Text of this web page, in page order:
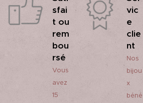
sfai
t ou
rem
bou
rsé
Vous
avez
15
vic
e
clie
nt
Nos
bijou
x
béné